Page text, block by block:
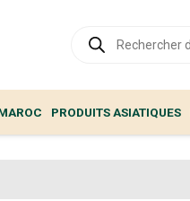
produits
PRODUITS ASIATIQUES